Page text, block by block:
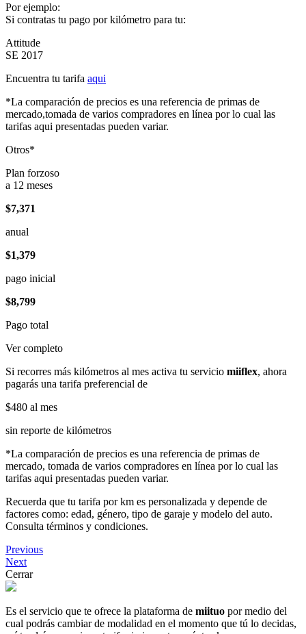
Por ejemplo:
Si contratas tu pago por kilómetro para tu:
Attitude
SE 2017
Encuentra tu tarifa aqui
*La comparación de precios es una referencia de primas de
mercado,tomada de varios compradores en línea por lo cual las
tarifas aqui presentadas pueden variar.
Otros*
Plan forzoso
a 12 meses
$7,371
anual
$1,379
pago inicial
$8,799
Pago total
Ver completo
Si recorres más kilómetros al mes activa tu servicio miiflex, ahora
pagarás una tarifa preferencial de
$480 al mes
sin reporte de kilómetros
*La comparación de precios es una referencia de primas de
mercado, tomada de varios compradores en línea por lo cual las
tarifas aqui presentadas pueden variar.
Recuerda que tu tarifa por km es personalizada y depende de
factores como: edad, género, tipo de garaje y modelo del auto.
Consulta términos y condiciones.
Previous
Next
Cerrar
Es el servicio que te ofrece la plataforma de miituo por medio del
cual podrás cambiar de modalidad en el momento que tú lo decidas,